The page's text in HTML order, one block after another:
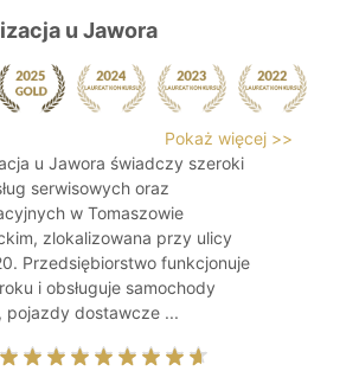
u Jawora
Pokaż więcej >>
u Jawora świadczy szeroki
serwisowych oraz
w Tomaszowie
zlokalizowana przy ulicy
Przedsiębiorstwo funkcjonuje
i obsługuje samochody
pojazdy dostawcze ...